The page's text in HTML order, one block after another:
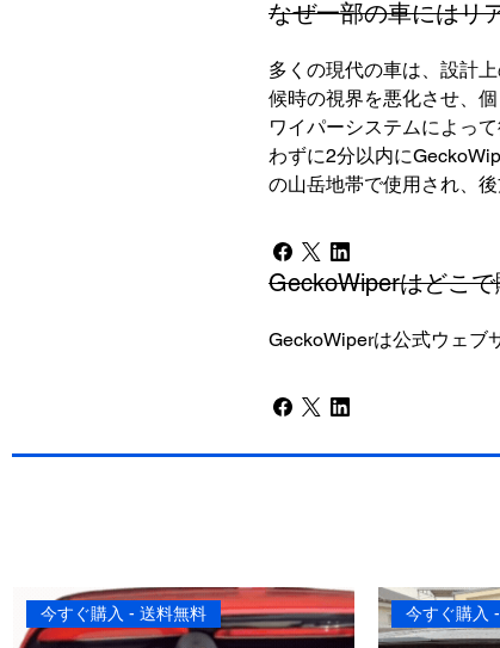
なぜ一部の車にはリ
多くの現代の車は、設計
候時の視界を悪化させ、
ワイパーシステムによっ
わずに2分以内に
の山岳地帯で使用され、
GeckoWiperはどこ
GeckoWiperは公式ウェブ
今すぐ購入 - 送料無料 今すぐ購入